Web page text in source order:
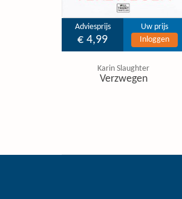
Adviesprijs
€ 4,99
Uw prijs
Inloggen
Karin Slaughter
Verzwegen